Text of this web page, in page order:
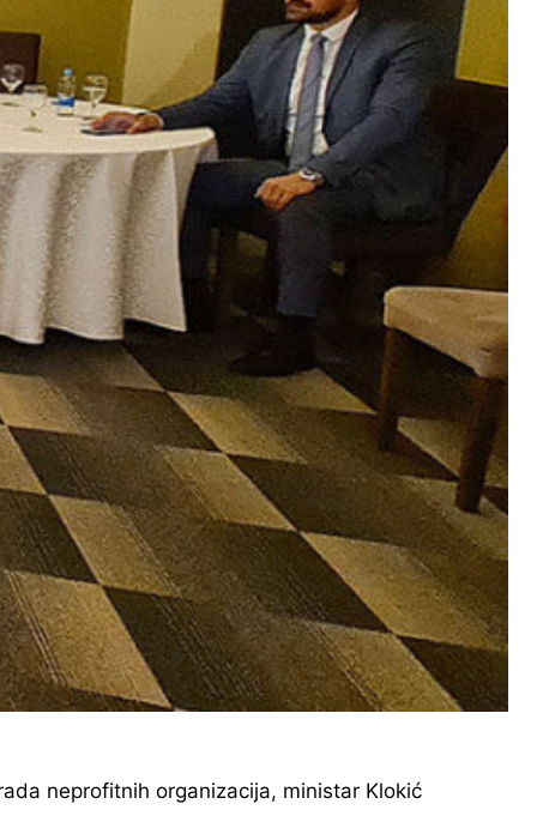
neprofitnih organizacija, ministar Klokić